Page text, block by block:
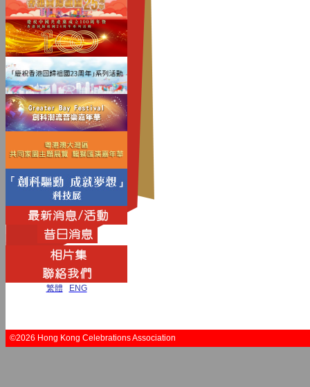
繁體 ENG
©2026 Hong Kong Celebrations Association